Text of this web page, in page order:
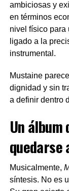
ambiciosas y
en términos
nivel físico para
ligado a la
instrumental.
Mustaine
dignidad y sin
a definir dentro
Un
quedarse
Musicalmente,
síntesis. No es